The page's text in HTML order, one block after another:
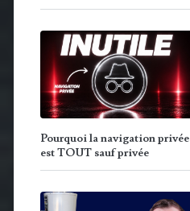
Pourquoi la navigation privée
est TOUT sauf privée